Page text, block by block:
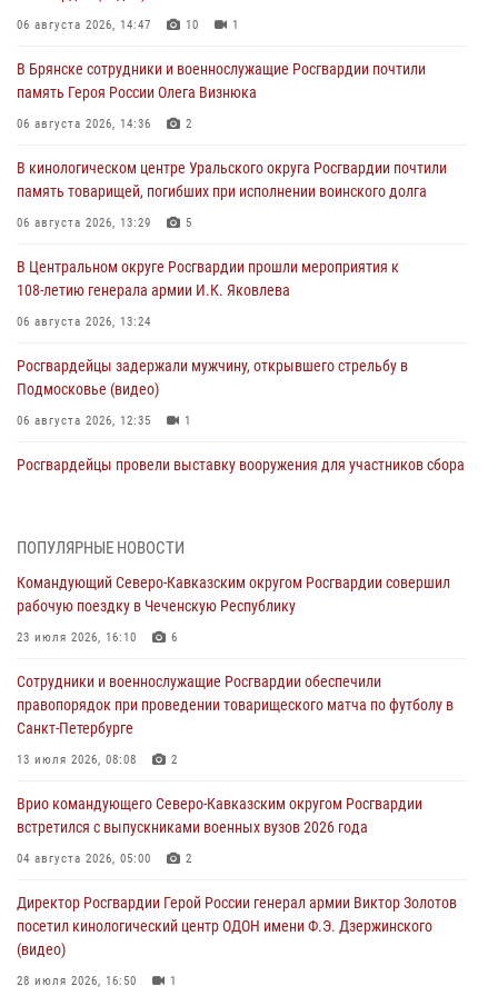
06 августа 2026, 14:47 10 1
В Брянске сотрудники и военнослужащие Росгвардии почтили
память Героя России Олега Визнюка
06 августа 2026, 14:36 2
В кинологическом центре Уральского округа Росгвардии почтили
память товарищей, погибших при исполнении воинского долга
06 августа 2026, 13:29 5
В Центральном округе Росгвардии прошли мероприятия к
108‑летию генерала армии И.К. Яковлева
06 августа 2026, 13:24
Росгвардейцы задержали мужчину, открывшего стрельбу в
Подмосковье (видео)
06 августа 2026, 12:35 1
Росгвардейцы провели выставку вооружения для участников сбора
второй годовщине вторжения ВСУ на территорию области
06 августа 2026, 11:56
угрожавшего подростку травматическим пистолетом
06 августа 2026, 11:33 1
В Зауралье при содействии СОБР Росгвардии ликвидирована
06 августа 2026, 11:27
В Москве росгвардейцы задержали троих мужчин, устроивших
06 августа 2026, 11:20 1
ПОПУЛЯРНЫЕ НОВОСТИ
Командующий Северо-Кавказским округом Росгвардии совершил
рабочую поездку в Чеченскую Республику
23 июля 2026, 16:10 6
Сотрудники и военнослужащие Росгвардии обеспечили
правопорядок при проведении товарищеского матча по футболу в
Санкт-Петербурге
13 июля 2026, 08:08 2
Врио командующего Северо-Кавказским округом Росгвардии
встретился с выпускниками военных вузов 2026 года
04 августа 2026, 05:00 2
Директор Росгвардии Герой России генерал армии Виктор Золотов
посетил кинологический центр ОДОН имени Ф.Э. Дзержинского
(видео)
28 июля 2026, 16:50 1